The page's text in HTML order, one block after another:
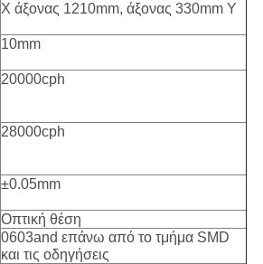
Χ άξονας 1210mm, άξονας 330mm Υ
10mm
20000cph
28000cph
±0.05mm
Οπτική θέση
0603and επάνω από το τμήμα SMD
και τις οδηγήσεις